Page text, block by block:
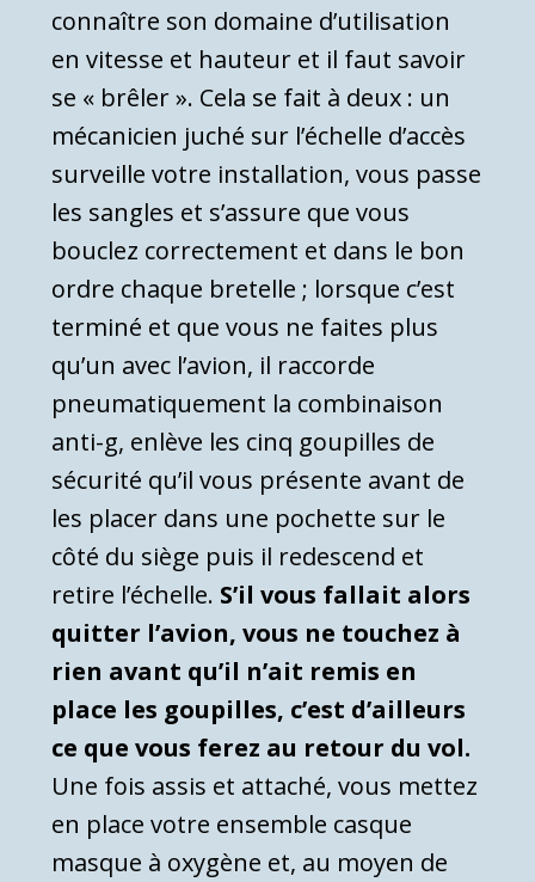
connaître son domaine d’utilisation
en vitesse et hauteur et il faut savoir
se « brêler ». Cela se fait à deux : un
mécanicien juché sur l’échelle d’accès
surveille votre installation, vous passe
les sangles et s’assure que vous
bouclez correctement et dans le bon
ordre chaque bretelle ; lorsque c’est
terminé et que vous ne faites plus
qu’un avec l’avion, il raccorde
pneumatiquement la combinaison
anti-g, enlève les cinq goupilles de
sécurité qu’il vous présente avant de
les placer dans une pochette sur le
côté du siège puis il redescend et
retire l’échelle. S’il vous fallait alors
quitter l’avion, vous ne touchez à
rien avant qu’il n’ait remis en
place les goupilles, c’est d’ailleurs
ce que vous ferez au retour du vol.
Une fois assis et attaché, vous mettez
en place votre ensemble casque
masque à oxygène et, au moyen de